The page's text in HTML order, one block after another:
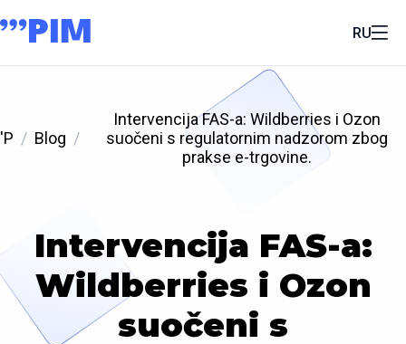
RU
'P Blog
Intervencija FAS-a: Wildberries i Ozon
suočeni s regulatornim nadzorom zbog
prakse e-trgovine.
Intervencija FAS-a:
Wildberries i Ozon
suočeni s